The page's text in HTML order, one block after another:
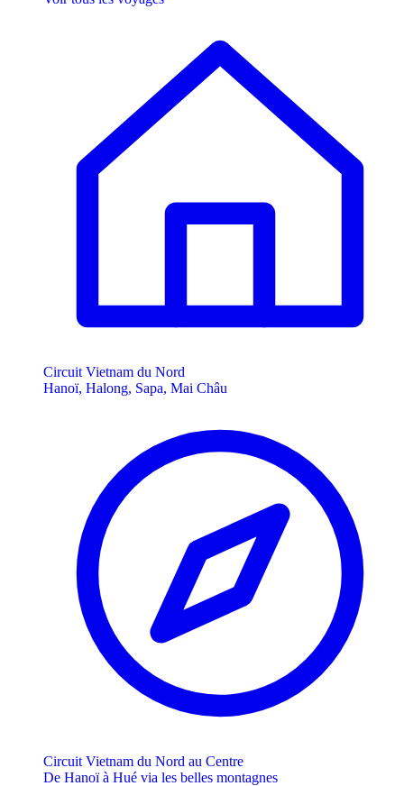
Circuit Vietnam du Nord
Hanoï, Halong, Sapa, Mai Châu
Circuit Vietnam du Nord au Centre
De Hanoï à Hué via les belles montagnes